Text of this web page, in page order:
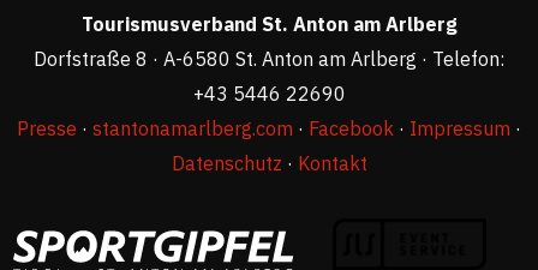
Tourismusverband St. Anton am Arlberg
Dorfstraße 8 · A-6580 St. Anton am Arlberg · Telefon:
+43 5446 22690
Presse · stantonamarlberg.com · Facebook · Impressum ·
Datenschutz · Kontakt